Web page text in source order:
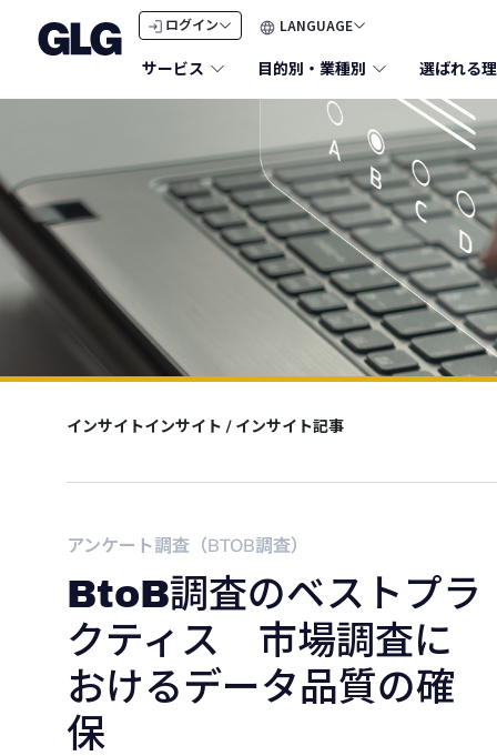
ログイン LANGUAGE
サービス 目的別・業種別 選ばれる
インサイトインサイト / インサイト記事
アンケート調査（BTOB調査）
BtoB調査のベストプラ
クティス 市場調査に
おけるデータ品質の確
保